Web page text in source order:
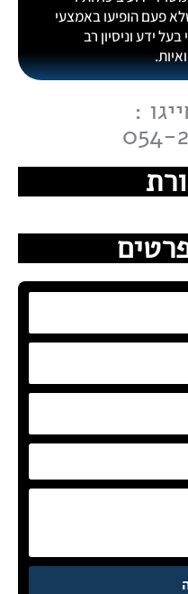
פעם הופיעו באמצעי
ידע וניסיון רב
:
054-